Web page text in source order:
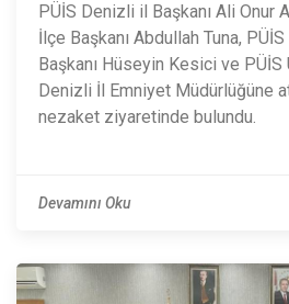
PÜİS Denizli il Başkanı Ali Onur
İlçe Başkanı Abdullah Tuna,
Başkanı Hüseyin Kesici ve
Denizli İl Emniyet Müdürlüğüne
nezaket ziyaretinde bulundu.
Devamını Oku